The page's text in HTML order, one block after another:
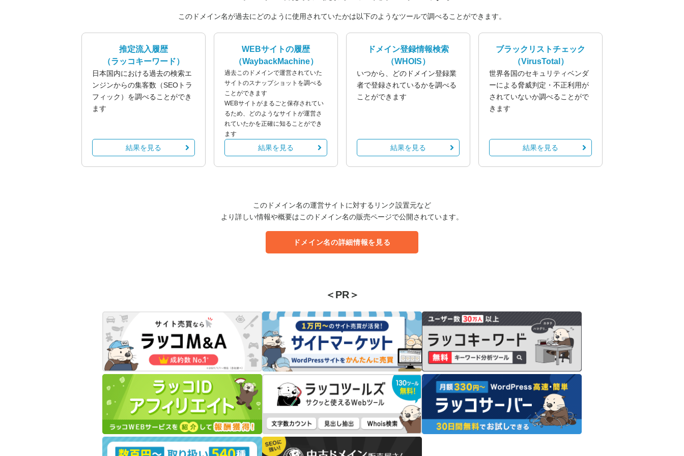
このドメイン名が過去にどのように使用されていたかは以下のようなツールで調べることができます。
推定流入履歴
（ラッコキーワード）
日本国内における過去の検索エ
ンジンからの集客数（SEOトラ
フィック）を調べることができ
ます
結果を見る
WEBサイトの履歴
（WaybackMachine）
過去このドメインで運営されていた
サイトのスナップショットを調べる
ことができます
WEBサイトがまるごと保存されてい
るため、どのようなサイトが運営さ
れていたかを正確に知ることができ
ます
結果を見る
ドメイン登録情報検索
（WHOIS）
いつから、どのドメイン登録業
者で登録されているかを調べる
ことができます
結果を見る
ブラックリストチェック
（VirusTotal）
世界各国のセキュリティベンダ
ーによる脅威判定・不正利用が
されていないか調べることがで
きます
結果を見る
このドメイン名の運営サイトに対するリンク設置元など
より詳しい情報や概要はこのドメイン名の販売ページで公開されています。
ドメイン名の詳細情報を見る
＜PR＞